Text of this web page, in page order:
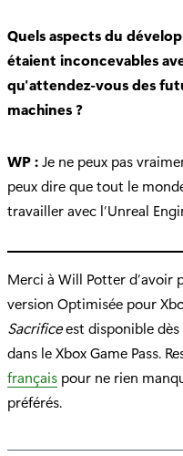
Quels aspects du
étaient inconcevables
qu'attendez-vous des
machines ?
WP :Je ne peux pas
peux dire que tout le
travailler avec l’Unreal
Merci à Will Potter d’avoir
version Optimisée pour
Sacrificeest disponible dès
dans le Xbox Game Pass.
français pour ne rien
préférés.